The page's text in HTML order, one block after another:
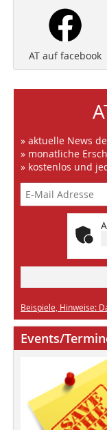
AT auf facebook
» aktuelle News
» monatliche
» kostenlos und
Beispiele, Hinweise:
Events/